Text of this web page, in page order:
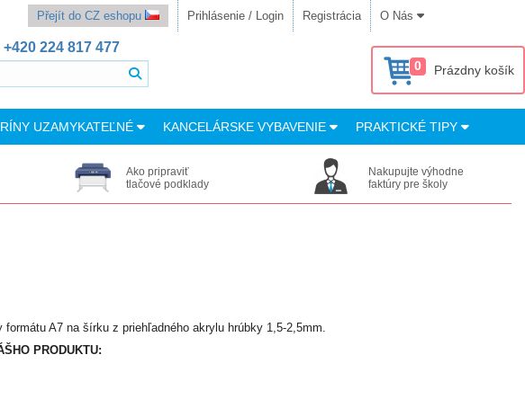
Přejít do CZ eshopu Prihlásenie / Login Registrácia O Nás
+420 224 817 477
0 Prázdny košík
UZAMYKATEĽNÉ KANCELÁRSKE VYBAVENIE PRAKTICKÉ TIPY
Ako pripraviť
tlačové podklady
Nakupujte výhodne
faktúry pre školy
formátu A7 na šírku z priehľadného akrylu hrúbky 1,5-2,5mm.
PRODUKTU: